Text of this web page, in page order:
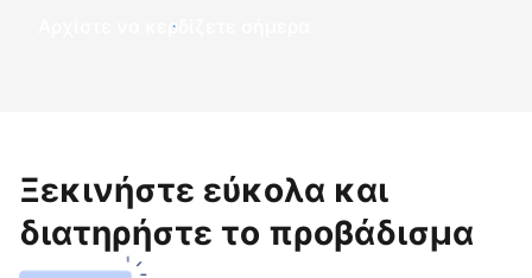
Αρχίστε να κερδίζετε σήμερα
Ξεκινήστε εύκολα και
διατηρήστε το προβάδισμα